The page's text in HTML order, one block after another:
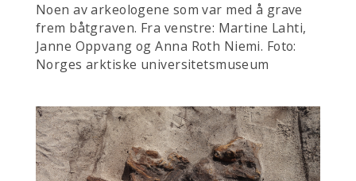
Noen av arkeologene som var med å grave
frem båtgraven. Fra venstre: Martine Lahti,
Janne Oppvang og Anna Roth Niemi. Foto:
Norges arktiske universitetsmuseum